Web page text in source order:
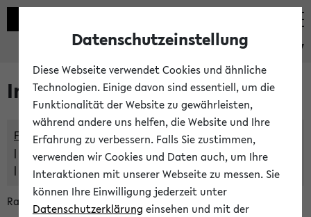
eKVV
Im eKVV verwaltete Räume
Freie Räume und Veranstaltungsüberschneidungen
Raumüberschneidungen
Hinweise der zentralen Raumvergabe
Raumanfragen:
raumvergabe@uni-bielefeld.de
Datenschutzeinstellung
Diese Webseite verwendet Cookies und ähnliche
Technologien. Einige davon sind essentiell, um die
Funktionalität der Website zu gewährleisten,
während andere uns helfen, die Website und Ihre
Erfahrung zu verbessern. Falls Sie zustimmen,
verwenden wir Cookies und Daten auch, um Ihre
Interaktionen mit unserer Webseite zu messen. Sie
können Ihre Einwilligung jederzeit unter
Datenschutzerklärung einsehen und mit der